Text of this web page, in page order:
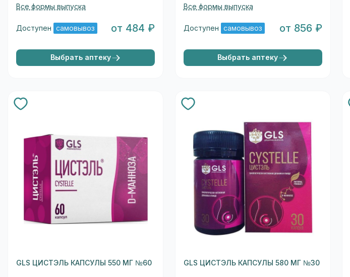
Все формы выпуска
Доступен самовывоз от 484 ₽
Выбрать аптеку
Все формы выпуска
Доступен самовывоз от 856 ₽
Выбрать аптеку
GLS ЦИСТЭЛЬ КАПСУЛЫ 550 МГ №60 GLS ЦИСТЭЛЬ КАПСУЛЫ 580 МГ №30